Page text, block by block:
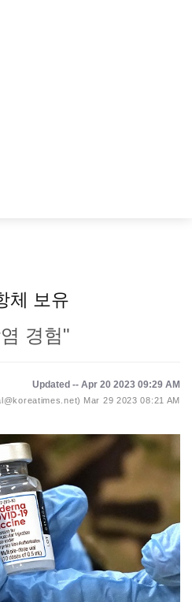
체 보유
경험"
Updated -- Apr 20 2023 09:29 AM
Mar 29 2023 08:21 AM